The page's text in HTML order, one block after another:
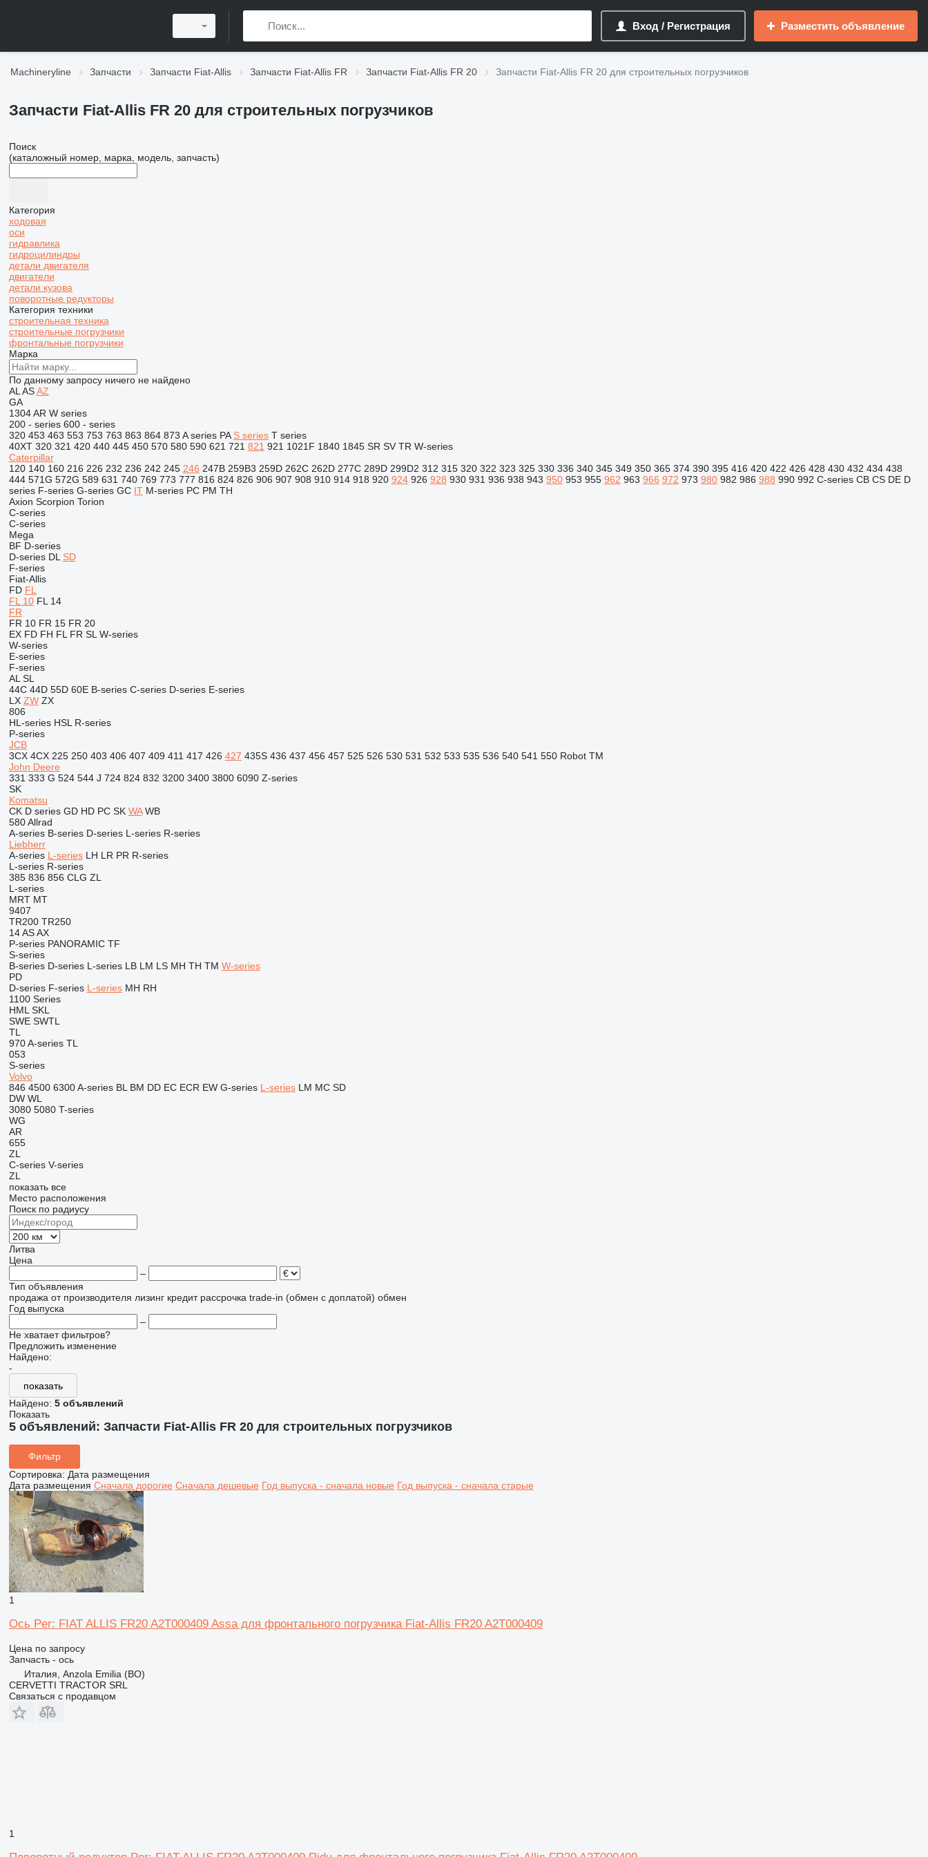
Вход / Регистрация Разместить объявление
Machineryline Запчасти Запчасти Fiat-Allis Запчасти Fiat-Allis FR Запчасти Fiat-Allis FR 20 Запчасти Fiat-Allis FR 20 для строительных погрузчиков
Запчасти Fiat-Allis FR 20 для строительных погрузчиков
Поиск
(каталожный номер, марка, модель, запчасть)
Категория
ходовая
оси
гидравлика
гидроцилиндры
детали двигателя
двигатели
детали кузова
поворотные редукторы
Категория техники
строительная техника
строительные погрузчики
фронтальные погрузчики
Марка
По данному запросу ничего не найдено
AL AS AZ
GA
1304 AR W series
200 - series 600 - series
320 453 463 553 753 763 863 864 873 A series PA S series T series
40XT 320 321 420 440 445 450 570 580 590 621 721 821 921 1021F 1840 1845 SR SV TR W-series
Caterpillar
120 140 160 216 226 232 236 242 245 246 247B 259B3 259D 262C 262D 277C 289D 299D2 312 315 320 322 323 325 330 336 340 345 349 350 365 374 390 395 416 420 422 426 428 430 432 434 438
444 571G 572G 589 631 740 769 773 777 816 824 826 906 907 908 910 914 918 920 924 926 928 930 931 936 938 943 950 953 955 962 963 966 972 973 980 982 986 988 990 992 C-series CB CS DE D
series F-series G-series GC IT M-series PC PM TH
Axion Scorpion Torion
C-series
C-series
Mega
BF D-series
D-series DL SD
F-series
Fiat-Allis
FD FL
FL 10 FL 14
FR
FR 10 FR 15 FR 20
EX FD FH FL FR SL W-series
W-series
E-series
F-series
AL SL
44C 44D 55D 60E B-series C-series D-series E-series
LX ZW ZX
806
HL-series HSL R-series
P-series
JCB
3CX 4CX 225 250 403 406 407 409 411 417 426 427 435S 436 437 456 457 525 526 530 531 532 533 535 536 540 541 550 Robot TM
John Deere
331 333 G 524 544 J 724 824 832 3200 3400 3800 6090 Z-series
SK
Komatsu
CK D series GD HD PC SK WA WB
580 Allrad
A-series B-series D-series L-series R-series
Liebherr
A-series L-series LH LR PR R-series
L-series R-series
385 836 856 CLG ZL
L-series
MRT MT
9407
TR200 TR250
14 AS AX
P-series PANORAMIC TF
S-series
B-series D-series L-series LB LM LS MH TH TM W-series
PD
D-series F-series L-series MH RH
1100 Series
HML SKL
SWE SWTL
TL
970 A-series TL
053
S-series
Volvo
846 4500 6300 A-series BL BM DD EC ECR EW G-series L-series LM MC SD
DW WL
3080 5080 T-series
WG
AR
655
ZL
C-series V-series
ZL
показать все
Место расположения
Поиск по радиусу
Литва
Цена
–
Тип объявления
продажа от производителя лизинг кредит рассрочка trade-in (обмен с доплатой) обмен
Год выпуска
–
Не хватает фильтров?
Предложить изменение
Найдено:
-
показать
Найдено: 5 объявлений
Показать
5 объявлений: Запчасти Fiat-Allis FR 20 для строительных погрузчиков
Фильтр
Сортировка: Дата размещения
Дата размещения Сначала дорогие Сначала дешевые Год выпуска - сначала новые Год выпуска - сначала старые
1
Ось Per: FIAT ALLIS FR20 A2T000409 Assa для фронтального погрузчика Fiat-Allis FR20 A2T000409
Цена по запросу
Запчасть - ось
Италия, Anzola Emilia (BO)
CERVETTI TRACTOR SRL
Связаться с продавцом
1